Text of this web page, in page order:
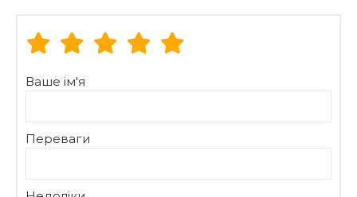
1 силіконова лійка.
Ваше ім'я
Переваги